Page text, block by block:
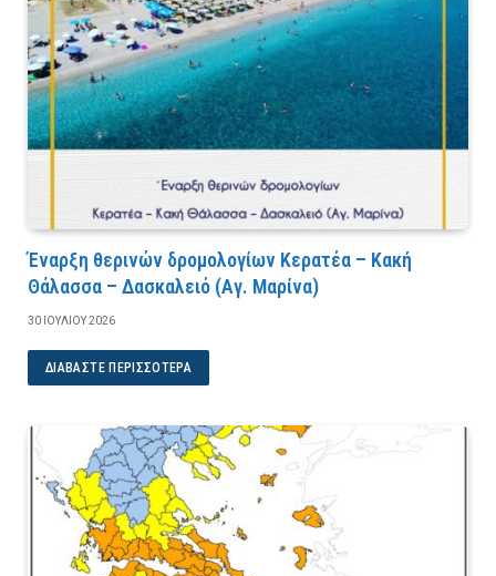
Έναρξη θερινών δρομολογίων Κερατέα – Κακή
Θάλασσα – Δασκαλειό (Αγ. Μαρίνα)
30 ΙΟΥΛΊΟΥ 2026
ΔΙΑΒΆΣΤΕ ΠΕΡΙΣΣΌΤΕΡΑ